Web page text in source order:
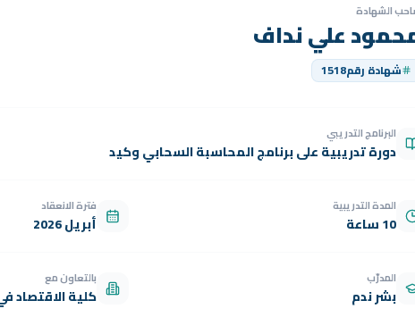
الشهادة
علي نداف
شهادة رقم1518
البرنامج التدريبي
دورة تدريبية على برنامج المحاسبة السحابي وكيد
المدة التدريبية
10 ساعة
فترة الانعقاد
أبريل 2026
المدرّب
بشر ندم
بالتعاون مع
كلية الاقتصاد